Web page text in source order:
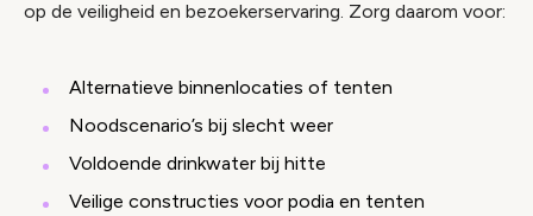
op de veiligheid en bezoekerservaring. Zorg daarom voor:
Alternatieve binnenlocaties of tenten
Noodscenario’s bij slecht weer
Voldoende drinkwater bij hitte
Veilige constructies voor podia en tenten